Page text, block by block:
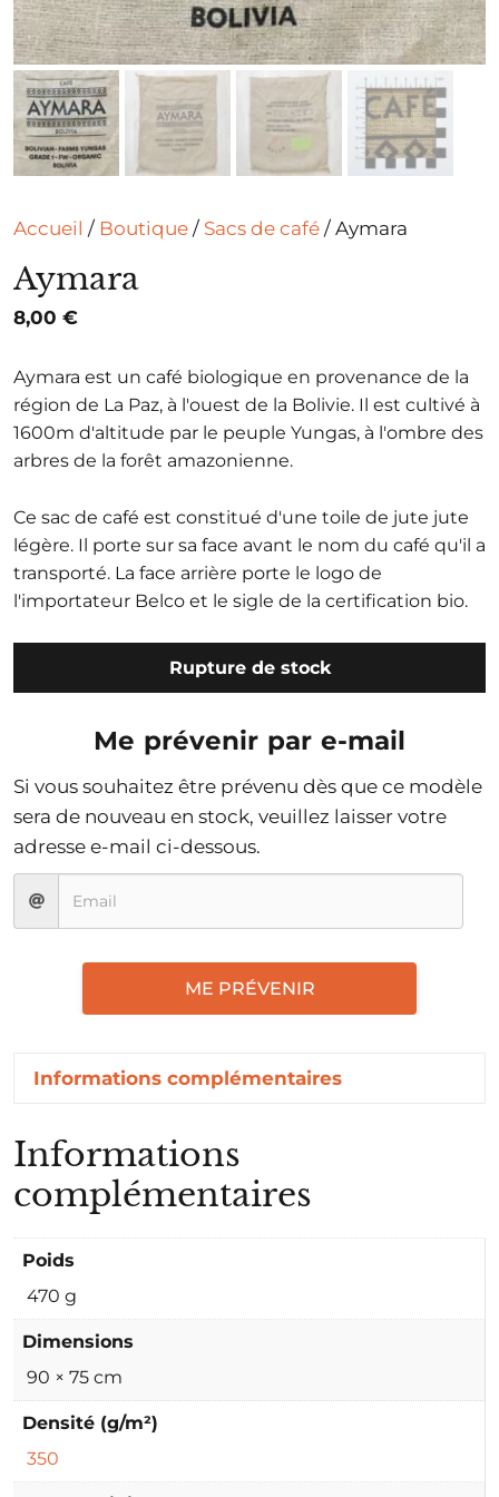
Accueil / Boutique / Sacs de café / Aymara
Aymara
8,00 €
Aymara est un café biologique en provenance de la
région de La Paz, à l'ouest de la Bolivie. Il est cultivé à
1600m d'altitude par le peuple Yungas, à l'ombre des
arbres de la forêt amazonienne.
Ce sac de café est constitué d'une toile de jute jute
légère. Il porte sur sa face avant le nom du café qu'il a
transporté. La face arrière porte le logo de
l'importateur Belco et le sigle de la certification bio.
Rupture de stock
Me prévenir par e-mail
Si vous souhaitez être prévenu dès que ce modèle
sera de nouveau en stock, veuillez laisser votre
adresse e-mail ci-dessous.
ME PRÉVENIR
Informations complémentaires
Informations
complémentaires
Poids
470 g
Dimensions
90 × 75 cm
Densité (g/m²)
350